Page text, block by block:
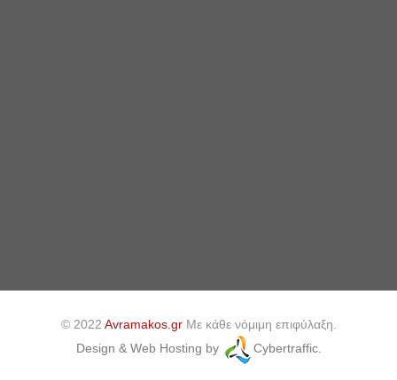
© 2022 Avramakos.grΜε κάθε νόμιμη επιφύλαξη.
Design & Web Hosting by
Cybertraffic.